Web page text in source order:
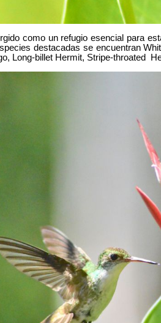
como un refugio esencial para
destacadas se encuentran
Long-billet Hermit, Stripe-throated